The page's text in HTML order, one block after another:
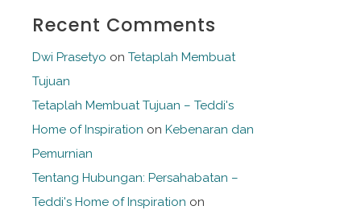
Recent Comments
Dwi Prasetyo on Tetaplah Membuat
Tujuan
Tetaplah Membuat Tujuan – Teddi's
Home of Inspiration on Kebenaran dan
Pemurnian
Tentang Hubungan: Persahabatan –
Teddi's Home of Inspiration on